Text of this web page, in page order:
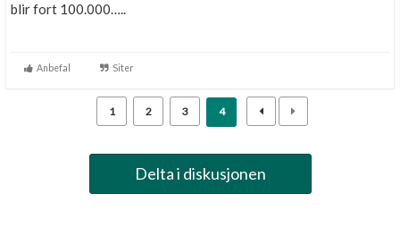
blir fort 100.000…..
Anbefal Siter
1 2 3 4
Delta i diskusjonen